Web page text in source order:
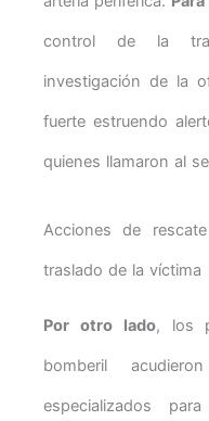
control de la
investigación de la
fuerte estruendo
quienes llamaron al
Acciones de
traslado de la víctima
Por otro lado, los
bomberil
especializados